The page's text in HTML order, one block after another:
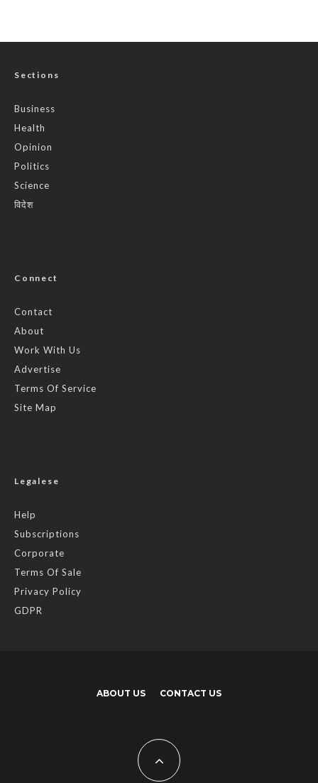
Sections
Business
Health
Opinion
Politics
Science
विदेश
Connect
Contact
About
Work With Us
Advertise
Terms Of Service
Site Map
Legalese
Help
Subscriptions
Corporate
Terms Of Sale
Privacy Policy
GDPR
ABOUT US CONTACT US